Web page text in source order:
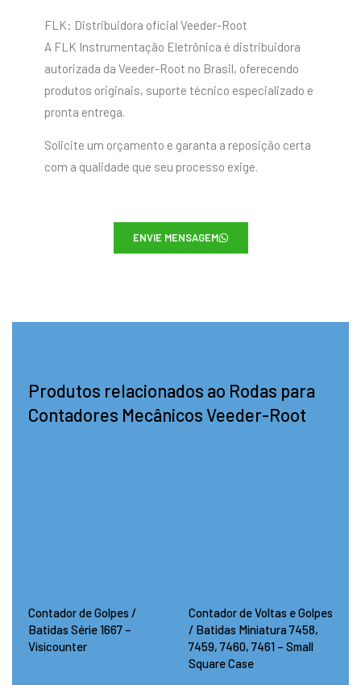
FLK: Distribuidora oficial Veeder-Root
A FLK Instrumentação Eletrônica é distribuidora
autorizada da Veeder-Root no Brasil, oferecendo
produtos originais, suporte técnico especializado e
pronta entrega.
Solicite um orçamento e garanta a reposição certa
com a qualidade que seu processo exige.
ENVIE MENSAGEM
Produtos relacionados ao Rodas para
Contadores Mecânicos Veeder-Root
Contador de Golpes /
Batidas Série 1667 –
Visicounter
Contador de Voltas e Golpes
/ Batidas Miniatura 7458,
7459, 7460, 7461 – Small
Square Case